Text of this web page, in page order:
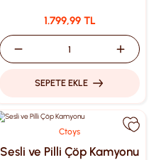
1.799,99 TL
SEPETE EKLE
Ctoys
Sesli ve Pilli Çöp Kamyonu